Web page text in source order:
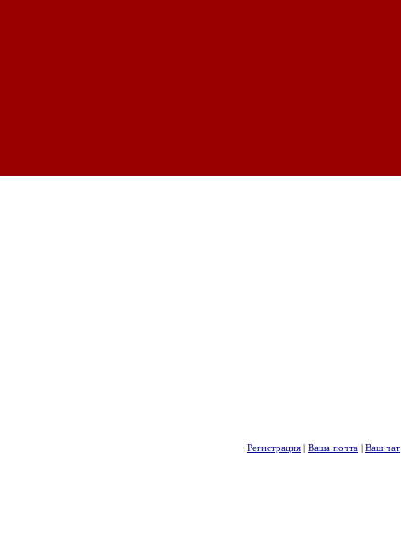
Регистрация | Ваша почта | Ваш чат